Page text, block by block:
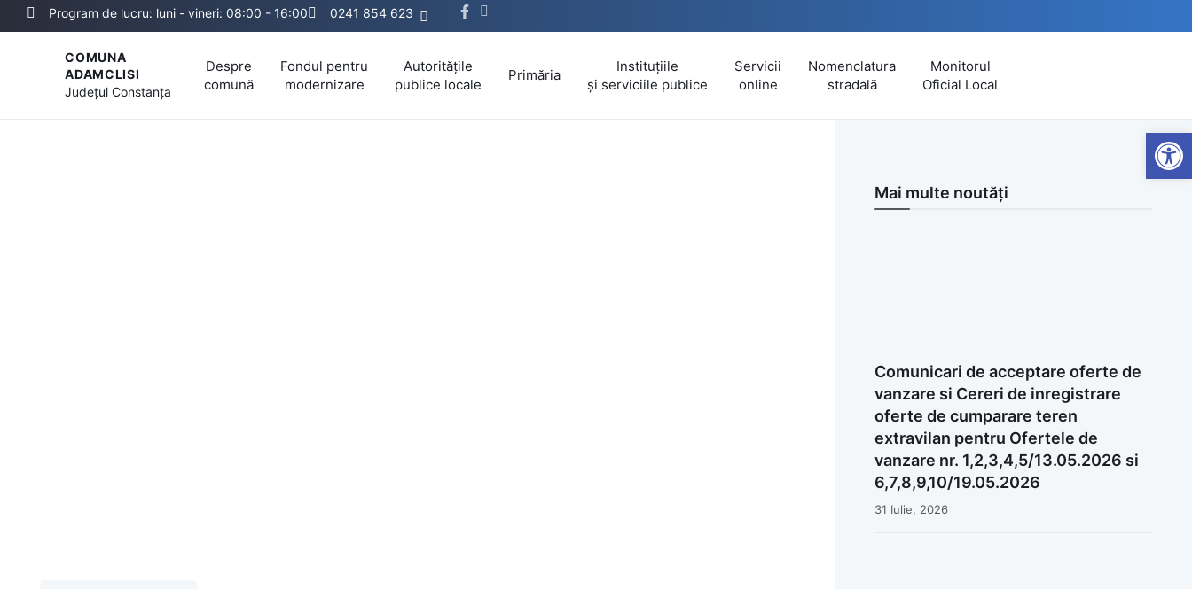
Program de lucru: luni - vineri: 08:00 - 16:00 0241 854 623
COMUNA
ADAMCLISI
JudețulConstanța
Despre
comună
Fondul pentru
modernizare
Autoritățile
publice locale
Primăria
Instituțiile
și serviciile publice
Servicii
online
Nomenclatura
stradală
Monitorul
Oficial Local
Mai multe noutăți
Comunicari de acceptare oferte de
vanzare si Cereri de inregistrare
oferte de cumparare teren
extravilan pentru Ofertele de
vanzare nr. 1,2,3,4,5/13.05.2026 si
6,7,8,9,10/19.05.2026
31 Iulie, 2026